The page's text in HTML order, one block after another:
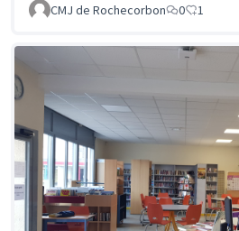
CMJ de Rochecorbon
0 1